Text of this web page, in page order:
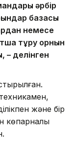
әрбір
базасы
немесе
тұру орнын
– делінген
және бір
көпарналы